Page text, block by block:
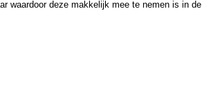
waardoor deze makkelijk mee te nemen is in de